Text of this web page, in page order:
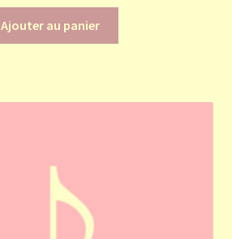
Ajouter au panier